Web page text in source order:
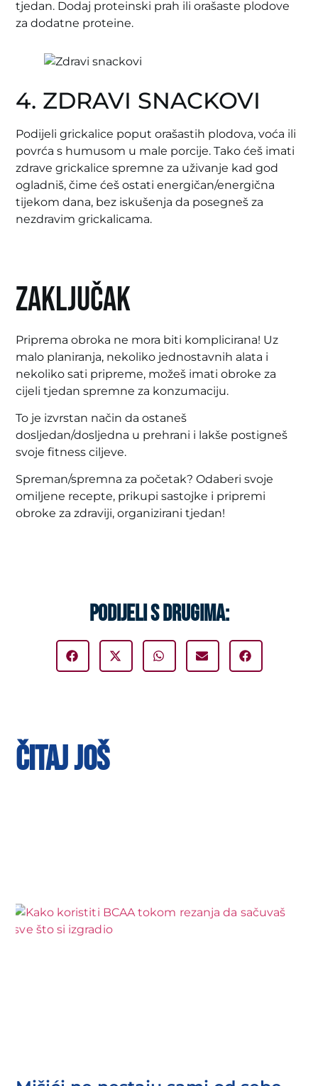
tjedan. Dodaj proteinski prah ili orašaste plodove
za dodatne proteine.
4. ZDRAVI SNACKOVI
Podijeli grickalice poput orašastih plodova, voća ili
povrća s humusom u male porcije. Tako ćeš imati
zdrave grickalice spremne za uživanje kad god
ogladniš, čime ćeš ostati energičan/energična
tijekom dana, bez iskušenja da posegneš za
nezdravim grickalicama.
Zaključak
Priprema obroka ne mora biti komplicirana! Uz
malo planiranja, nekoliko jednostavnih alata i
nekoliko sati pripreme, možeš imati obroke za
cijeli tjedan spremne za konzumaciju.
To je izvrstan način da ostaneš
dosljedan/dosljedna u prehrani i lakše postigneš
svoje fitness ciljeve.
Spreman/spremna za početak? Odaberi svoje
omiljene recepte, prikupi sastojke i pripremi
obroke za zdraviji, organizirani tjedan!
PODIJELI S DRUGIMA:
ČITAJ JOŠ